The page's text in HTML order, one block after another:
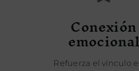
Conexión
emocional
Refuerza el vínculo